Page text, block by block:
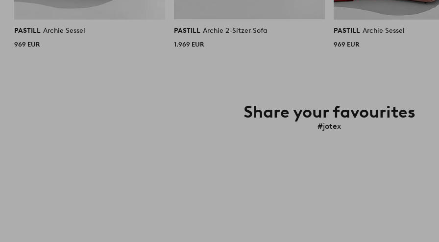
PASTILL Archie Sessel
969 EUR
PASTILL Archie 2-Sitzer Sofa
1.969 EUR
PASTILL Archie Sessel
969 EUR
Share your favourites
#jotex